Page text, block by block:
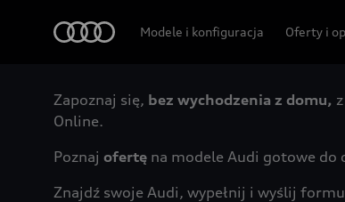
Modele i konfiguracja Oferty i
Zapoznaj się, bez wychodzenia z domu,
Online.
Poznaj ofertę na modele Audi gotowe do
Znajdź swoje Audi, wypełnij i wyślij